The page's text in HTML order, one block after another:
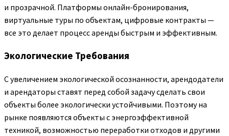
и прозрачной. Платформы онлайн-бронирования,
виртуальные туры по объектам, цифровые контракты —
все это делает процесс аренды быстрым и эффективным.
Экологические Требования
С увеличением экологической осознанности, арендодатели
и арендаторы ставят перед собой задачу сделать свои
объекты более экологически устойчивыми. Поэтому на
рынке появляются объекты с энергоэффективной
техникой, возможностью переработки отходов и другими